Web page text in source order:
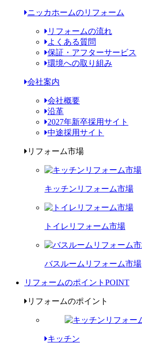
ニッカホームのリフォーム
リフォームの流れ
よくある質問
保証・アフターサービス
環境への取り組み
会社案内
会社概要
沿革
2027年新卒採用サイト
中途採用サイト
リフォーム市場
キッチンリフォーム市場
トイレリフォーム市場
バスルームリフォーム市場
リフォームのポイント POINT
リフォームのポイント
キッチン